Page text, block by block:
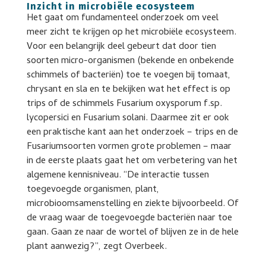
Inzicht in microbiële ecosysteem
Het gaat om fundamenteel onderzoek om veel
meer zicht te krijgen op het microbiële ecosysteem.
Voor een belangrijk deel gebeurt dat door tien
soorten micro-organismen (bekende en onbekende
schimmels of bacteriën) toe te voegen bij tomaat,
chrysant en sla en te bekijken wat het effect is op
trips of de schimmels Fusarium oxysporum f.sp.
lycopersici en Fusarium solani. Daarmee zit er ook
een praktische kant aan het onderzoek – trips en de
Fusariumsoorten vormen grote problemen – maar
in de eerste plaats gaat het om verbetering van het
algemene kennisniveau. “De interactie tussen
toegevoegde organismen, plant,
microbioomsamenstelling en ziekte bijvoorbeeld. Of
de vraag waar de toegevoegde bacteriën naar toe
gaan. Gaan ze naar de wortel of blijven ze in de hele
plant aanwezig?”, zegt Overbeek.